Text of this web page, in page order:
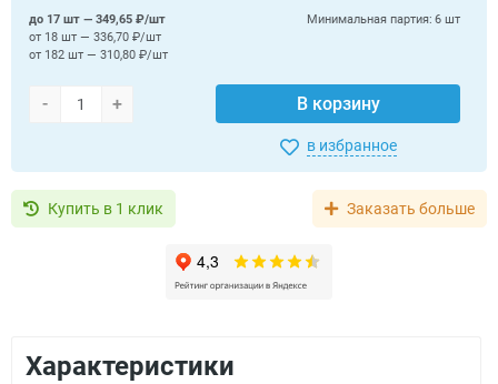
- + В корзину
Минимальная партия: 6 шт
до 17 шт — 349,65 ₽/шт
от 18 шт — 336,70 ₽/шт
от 182 шт — 310,80 ₽/шт
в избранное
Купить в 1 клик Заказать больше
Характеристики